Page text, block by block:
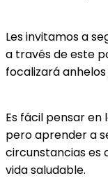
Les invitamos a
a través de este
focalizará
Es fácil pensar
pero aprender a
circunstancias es
vida saludable.